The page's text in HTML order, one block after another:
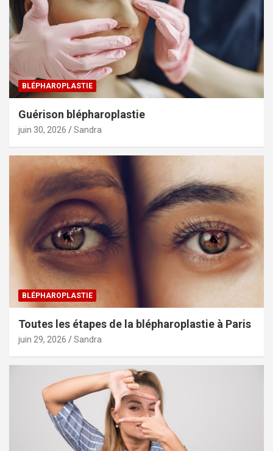
BLÉPHAROPLASTIE
Guérison blépharoplastie
juin 30, 2026 Sandra
BLÉPHAROPLASTIE
Toutes les étapes de la blépharoplastie à Paris
juin 29, 2026 Sandra